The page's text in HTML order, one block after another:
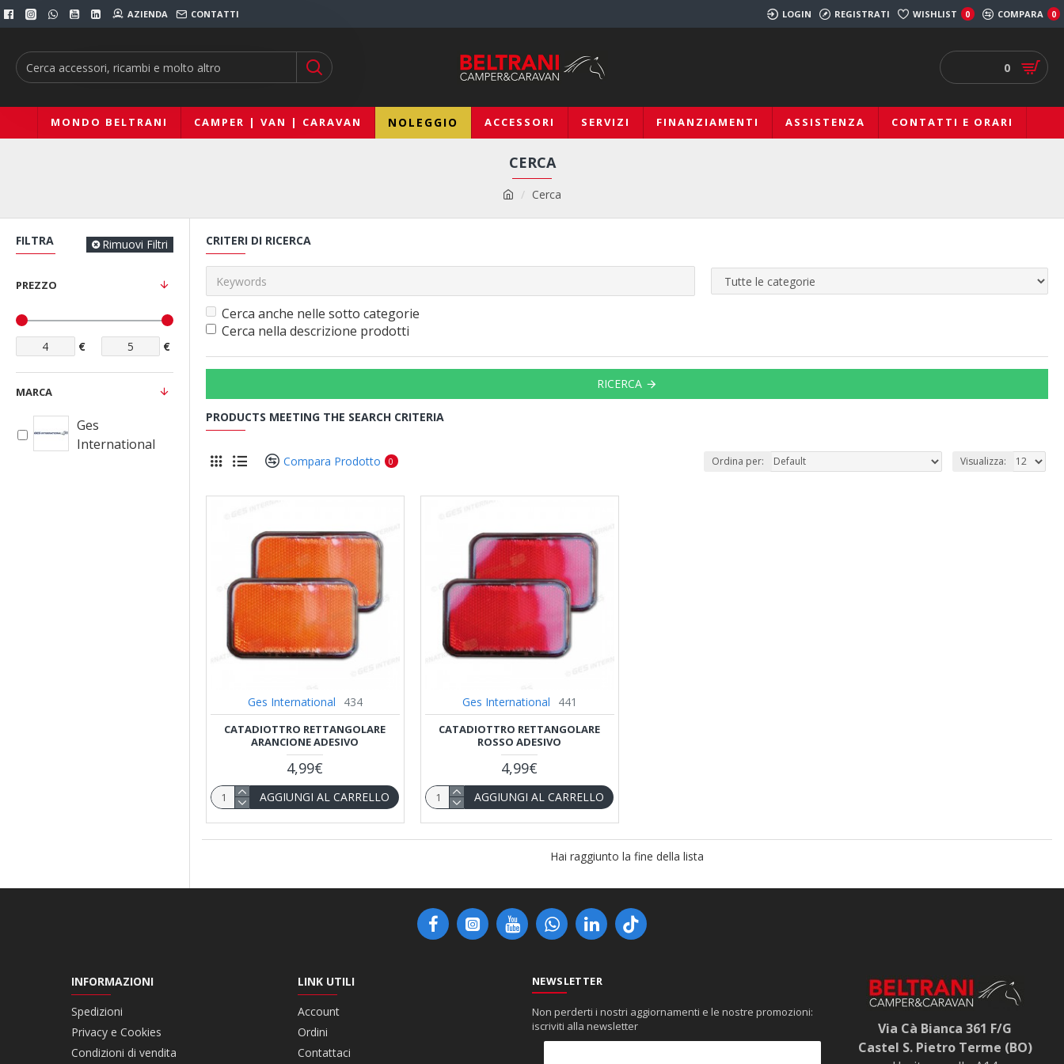
AZIENDA CONTATTI LOGIN REGISTRATI WISHLIST 0 COMPARA 0
0
MONDO BELTRANI CAMPER | VAN | CARAVAN NOLEGGIO ACCESSORI SERVIZI FINANZIAMENTI ASSISTENZA CONTATTI E ORARI
Cerca
CERCA
FILTRA Rimuovi Filtri
PREZZO
€ €
MARCA
Ges
International
CRITERI DI RICERCA
Cerca anche nelle sotto categorie
Cerca nella descrizione prodotti
RICERCA
PRODUCTS MEETING THE SEARCH CRITERIA
Compara Prodotto 0 Ordina per: Visualizza:
Ges International 434
CATADIOTTRO RETTANGOLARE
ARANCIONE ADESIVO
4,99€
AGGIUNGI AL CARRELLO
Ges International 441
CATADIOTTRO RETTANGOLARE
ROSSO ADESIVO
4,99€
AGGIUNGI AL CARRELLO
Hai raggiunto la fine della lista
INFORMAZIONI
Spedizioni
Privacy e Cookies
Condizioni di vendita
LINK UTILI
Account
Ordini
Contattaci
NEWSLETTER
Non perderti i nostri aggiornamenti e le nostre promozioni:
iscriviti alla newsletter
Via Cà Bianca 361 F/G
Castel S. Pietro Terme (BO)